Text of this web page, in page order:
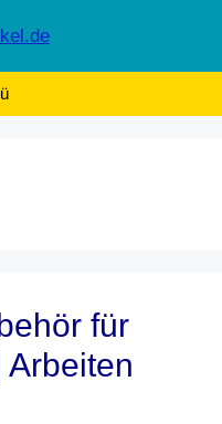
für